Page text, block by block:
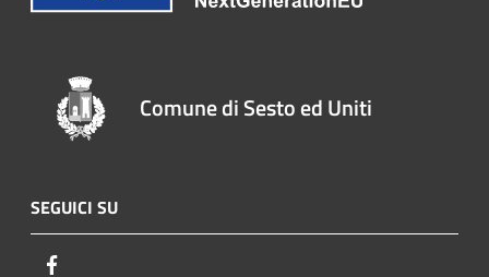
Comune di Sesto ed Uniti
SEGUICI SU